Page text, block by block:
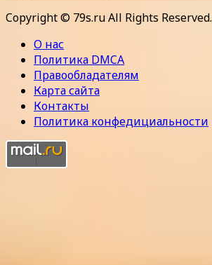
Copyright © 79s.ru All Rights Reserved.
О нас
Политика DMCA
Правообладателям
Карта сайта
Контакты
Политика конфедициальности